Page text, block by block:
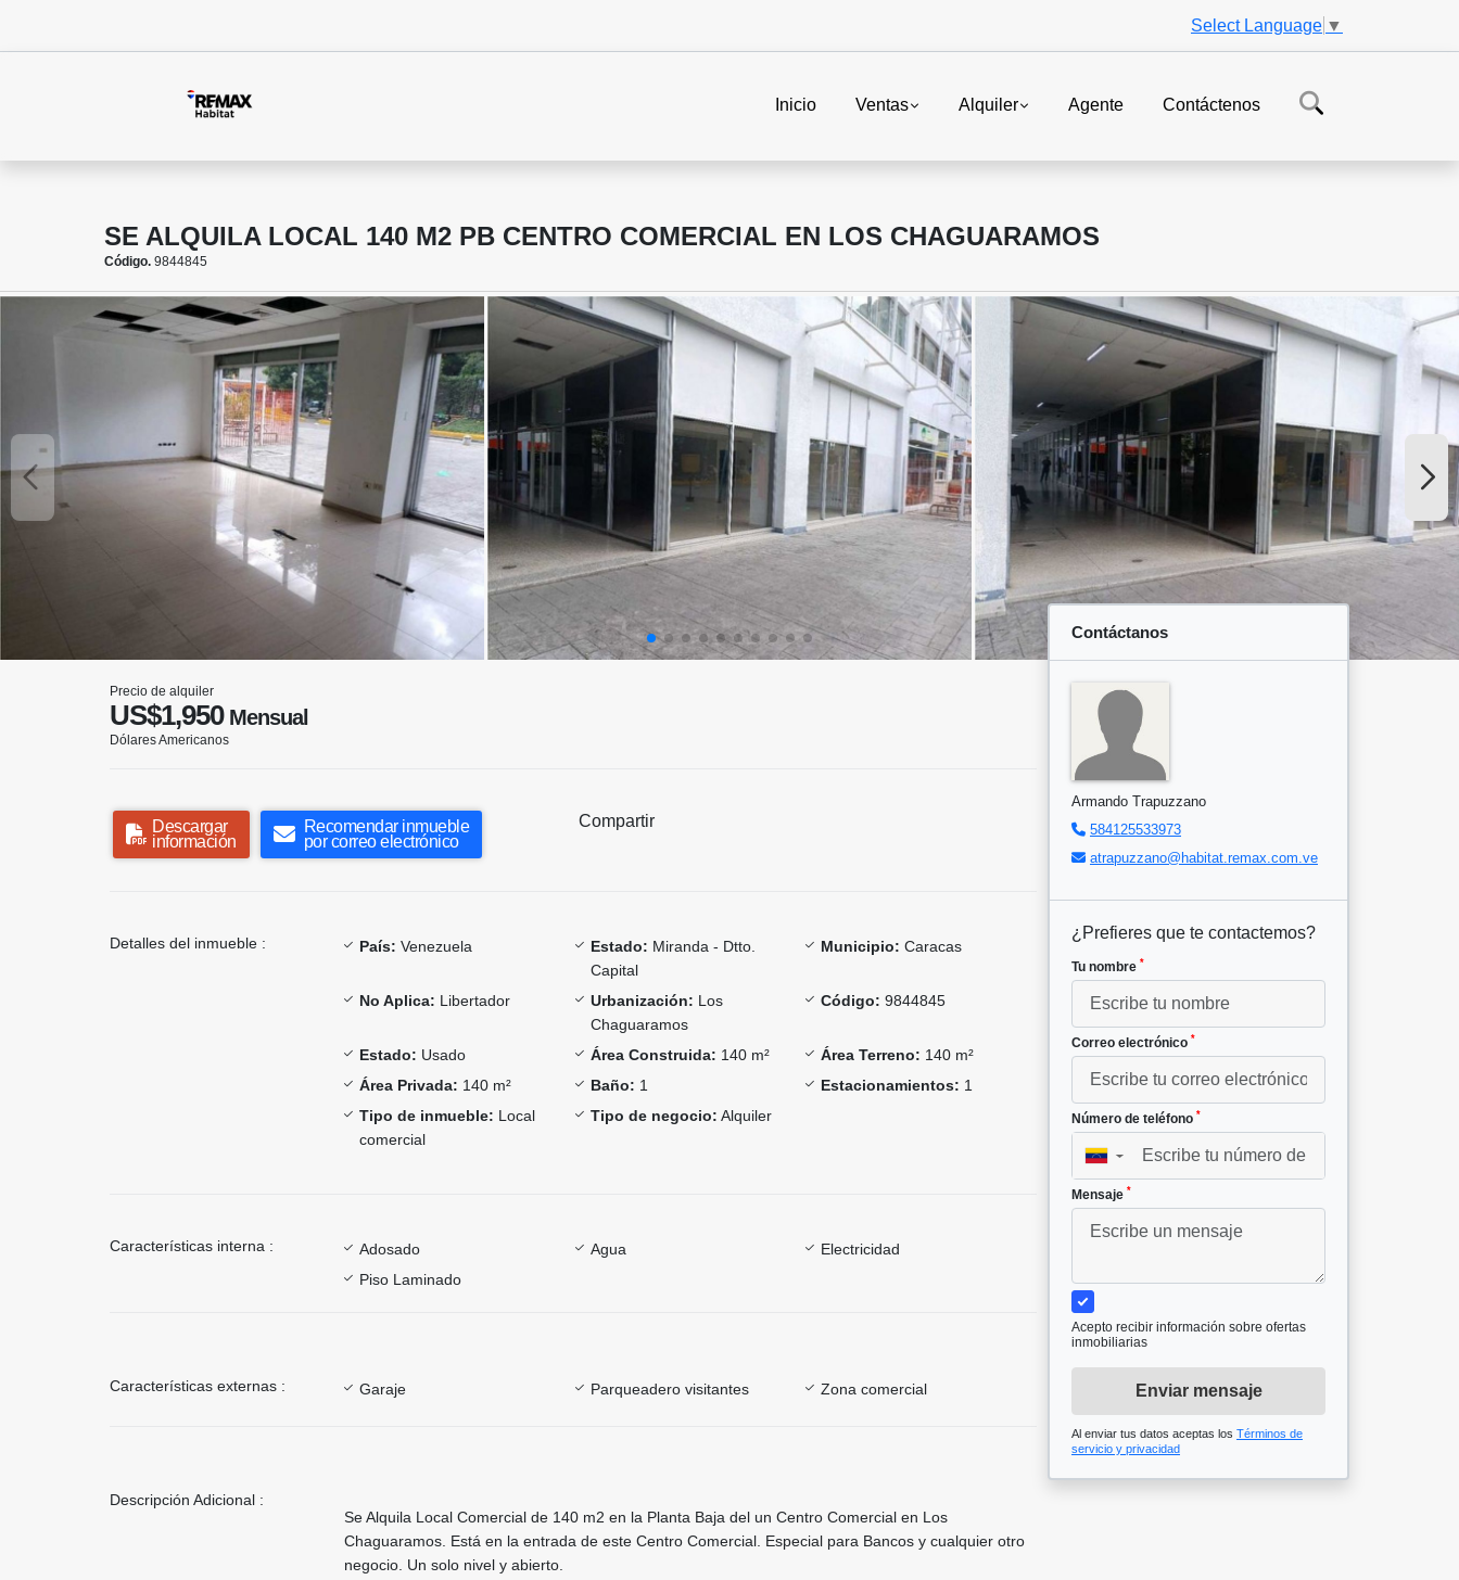
Select Language ▼
Inicio Ventas Alquiler Agente Contáctenos
SE ALQUILA LOCAL 140 M2 PB CENTRO COMERCIAL EN LOS CHAGUARAMOS
Código. 9844845
Precio de alquiler
US$1,950Mensual
Dólares Americanos
Descargar
información
Recomendar inmueble
por correo electrónico
Compartir
Detalles del inmueble : País: Venezuela Estado: Miranda - Dtto.
Capital
Municipio: Caracas
No Aplica: Libertador Urbanización: Los
Chaguaramos
Código: 9844845
Estado: Usado Área Construida: 140 m² Área Terreno: 140 m²
Área Privada: 140 m² Baño: 1 Estacionamientos: 1
Tipo de inmueble: Local
comercial
Tipo de negocio: Alquiler
Características interna : Adosado Agua
Electricidad
Piso Laminado
Características externas : Garaje Parqueadero visitantes Zona comercial
Descripción Adicional :
Se Alquila Local Comercial de 140 m2 en la Planta Baja del un Centro Comercial en Los
Chaguaramos. Está en la entrada de este Centro Comercial. Especial para Bancos y cualquier otro
negocio. Un solo nivel y abierto.
Contáctanos
Armando Trapuzzano
584125533973
atrapuzzano@habitat.remax.com.ve
¿Prefieres que te contactemos?
Tu nombre *
Correo electrónico *
Número de teléfono *
▼
Mensaje *
Acepto recibir información sobre ofertas
inmobiliarias
Enviar mensaje
Al enviar tus datos aceptas los Términos de
servicio y privacidad